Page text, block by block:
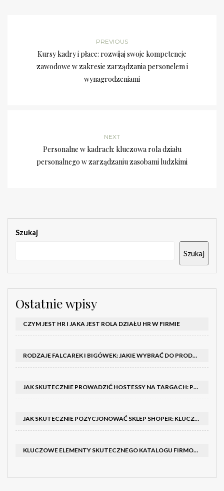
PREVIOUS
Kursy kadry i płace: rozwijaj swoje kompetencje
zawodowe w zakresie zarządzania personelem i
wynagrodzeniami
NEXT
Personalne w kadrach: kluczowa rola działu
personalnego w zarządzaniu zasobami ludzkimi
Szukaj
Szukaj
Ostatnie wpisy
CZYM JEST HR I JAKA JEST ROLA DZIAŁU HR W FIRMIE
RODZAJE FALCAREK I BIGÓWEK: JAKIE WYBRAĆ DO PRODUKCJI?
JAK SKUTECZNIE PROWADZIĆ HOSTESSY NA TARGACH: PORADNIK I SZKOLENIA
JAK SKUTECZNIE POZYCJONOWAĆ SKLEP SHOPER: KLUCZOWE KROKI I STRATEGIE
KLUCZOWE ELEMENTY SKUTECZNEGO KATALOGU FIRMOWEGO I BROSZURY